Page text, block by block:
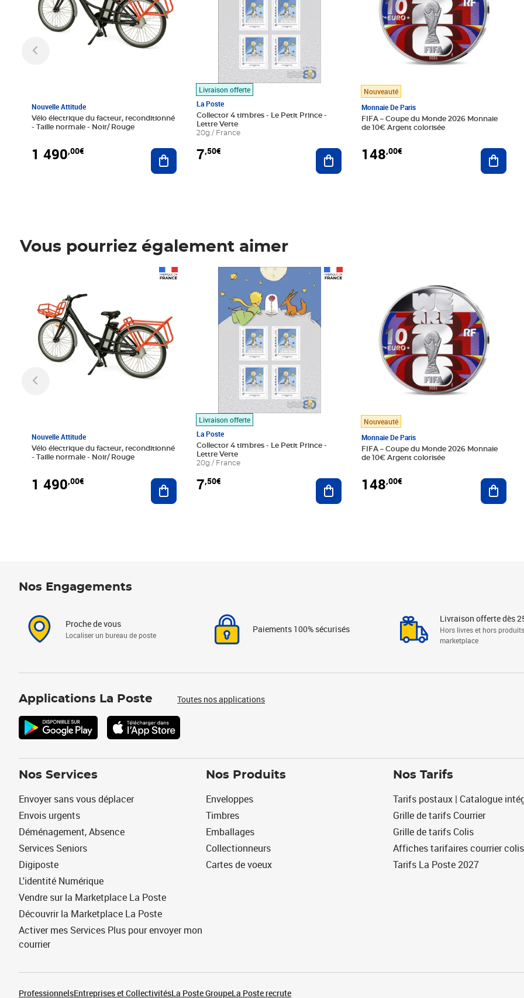
Nouvelle Attitude
Vélo électrique du facteur, reconditionné
- Taille normale - Noir/ Rouge
1 490,00€ Ajouter au panier
Livraison offerte
La Poste
Collector 4 timbres - Le Petit Prince -
Lettre Verte
20g / France
7,50€ Ajouter au panier
Nouveauté
Monnaie De Paris
FIFA – Coupe du Monde 2026 Monnaie
de 10€ Argent colorisée
148,00€
Vous pourriez également aimer
Nouvelle Attitude
Vélo électrique du facteur, reconditionné
- Taille normale - Noir/ Rouge
1 490,00€ Ajouter au panier
Livraison offerte
La Poste
Collector 4 timbres - Le Petit Prince -
Lettre Verte
20g / France
7,50€
Prix 7,50€
Ajouter au panier
Nouveauté
Monnaie De Paris
FIFA – Coupe du Monde 2026 Monnaie
de 10€ Argent colorisée
148,00€
Nos Engagements
Proche de vous
Localiser un bureau de poste
Paiements 100% sécurisés
Livraison offerte dès
Hors livres et hors produits
marketplace
Applications La Poste Toutes nos applications
Nos Services
Envoyer sans vous déplacer
Envois urgents
Déménagement, Absence
Services Seniors
Digiposte
L'identité Numérique
Vendre sur la Marketplace La Poste
Découvrir la Marketplace La Poste
Activer mes Services Plus pour envoyer mon
courrier
Nos Produits
Enveloppes
Timbres
Emballages
Collectionneurs
Cartes de voeux
Nos Tarifs
Tarifs postaux | Catalogue
Grille de tarifs Courrier
Grille de tarifs Colis
Affiches tarifaires courrier colis
Tarifs La Poste 2027
ProfessionnelsEntreprises et CollectivitésLa Poste GroupeLa Poste recrute